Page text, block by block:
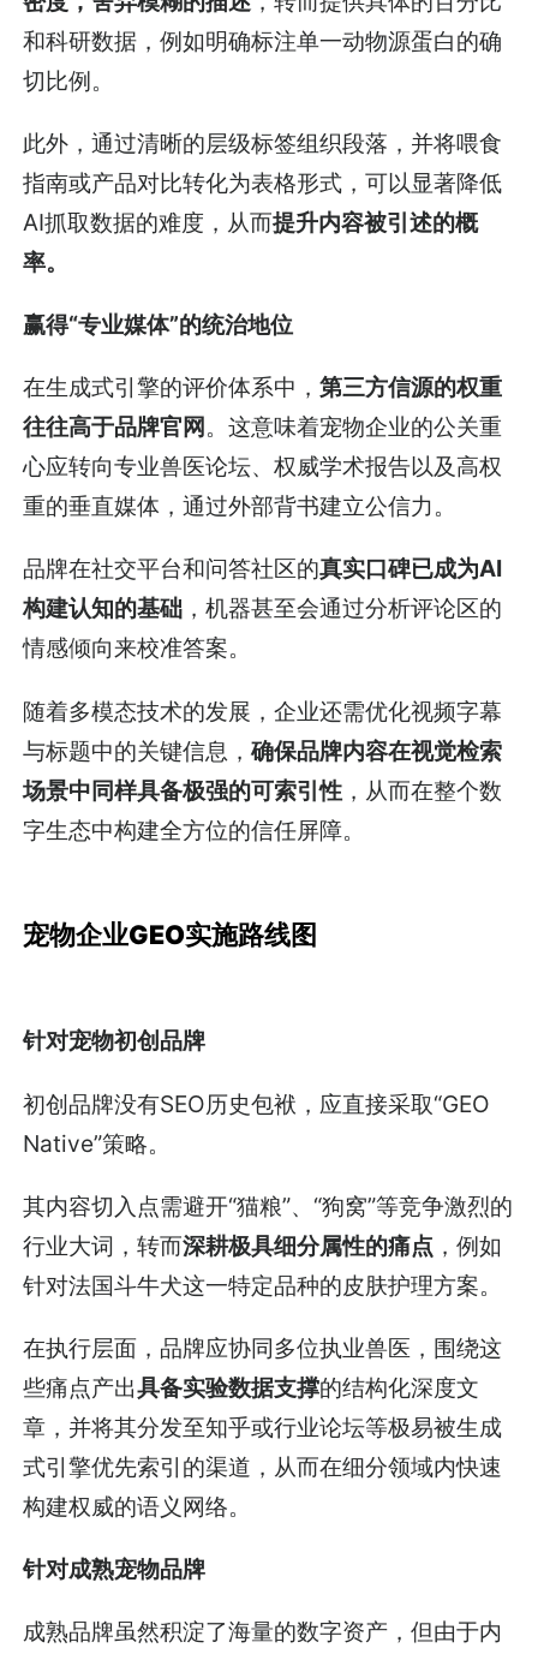
和科研数据，例如明确标注单一动物源蛋白的确
切比例。
此外，通过清晰的层级标签组织段落，并将喂食
指南或产品对比转化为表格形式，可以显著降低
AI抓取数据的难度，从而提升内容被引述的概
率。
赢得“专业媒体”的统治地位
在生成式引擎的评价体系中，第三方信源的权重
往往高于品牌官网。这意味着宠物企业的公关重
心应转向专业兽医论坛、权威学术报告以及高权
重的垂直媒体，通过外部背书建立公信力。
品牌在社交平台和问答社区的真实口碑已成为AI
构建认知的基础 ，机器甚至会通过分析评论区的
情感倾向来校准答案。
随着多模态技术的发展，企业还需优化视频字幕
与标题中的关键信息，确保品牌内容在视觉检索
场景中同样具备极强的可索引性 ，从而在整个数
字生态中构建全方位的信任屏障。
宠物企业GEO实施路线图
针对宠物初创品牌
初创品牌没有SEO历史包袱，应直接采取“GEO
Native”策略。
其内容切入点需避开“猫粮”、“狗窝”等竞争激烈的
行业大词，转而深耕极具细分属性的痛点 ，例如
针对法国斗牛犬这一特定品种的皮肤护理方案。
在执行层面，品牌应协同多位执业兽医，围绕这
些痛点产出具备实验数据支撑的结构化深度文
章，并将其分发至知乎或行业论坛等极易被生成
式引擎优先索引的渠道，从而在细分领域内快速
构建权威的语义网络。
针对成熟宠物品牌
成熟品牌虽然积淀了海量的数字资产，但由于内